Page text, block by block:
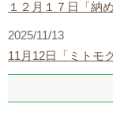
１２月１７日「納
2025/11/13
11月12日「ミトモ